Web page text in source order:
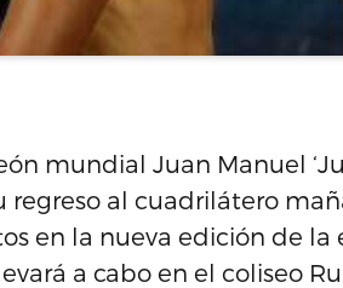
mundial Juan Manuel
regreso al cuadrilátero
en la nueva edición de la
a cabo en el coliseo